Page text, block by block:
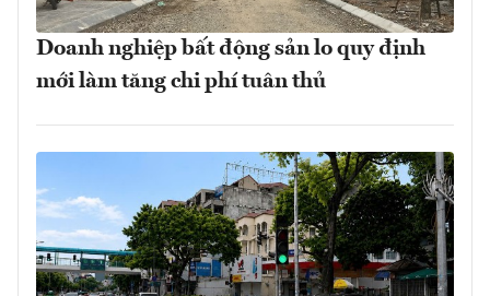
Doanh nghiệp bất động sản lo quy định
mới làm tăng chi phí tuân thủ